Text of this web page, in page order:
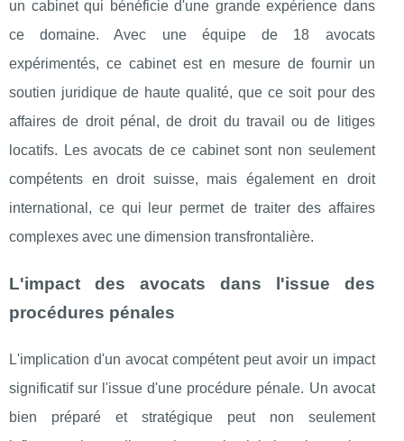
un cabinet qui bénéficie d'une grande expérience dans
ce domaine. Avec une équipe de 18 avocats
expérimentés, ce cabinet est en mesure de fournir un
soutien juridique de haute qualité, que ce soit pour des
affaires de droit pénal, de droit du travail ou de litiges
locatifs. Les avocats de ce cabinet sont non seulement
compétents en droit suisse, mais également en droit
international, ce qui leur permet de traiter des affaires
complexes avec une dimension transfrontalière.
L'impact des avocats dans l'issue des
procédures pénales
L'implication d'un avocat compétent peut avoir un impact
significatif sur l'issue d'une procédure pénale. Un avocat
bien préparé et stratégique peut non seulement